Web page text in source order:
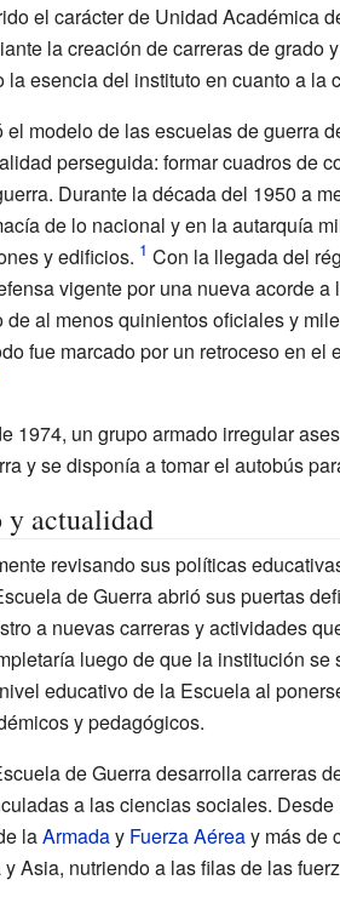
el carácter de Unidad Académica
la creación de carreras de grado
la esencia del instituto en cuanto a
el modelo de las escuelas de guerra
perseguida: formar cuadros de
Durante la década del 1950 a
de lo nacional y en la autarquía
y edificios.
Con la llegada del
vigente por una nueva acorde
de al menos quinientos oficiales y
fue marcado por un retroceso en
1974, un grupo armado irregular
y se disponía a tomar el autobús
actualidad
revisando sus políticas
de Guerra abrió sus puertas
a nuevas carreras y actividades
luego de que la institución
educativo de la Escuela al
y pedagógicos.
de Guerra desarrolla carreras
a las ciencias sociales.
laArmaday Fuerza Aéreay más de
Asia, nutriendo a las filas de las